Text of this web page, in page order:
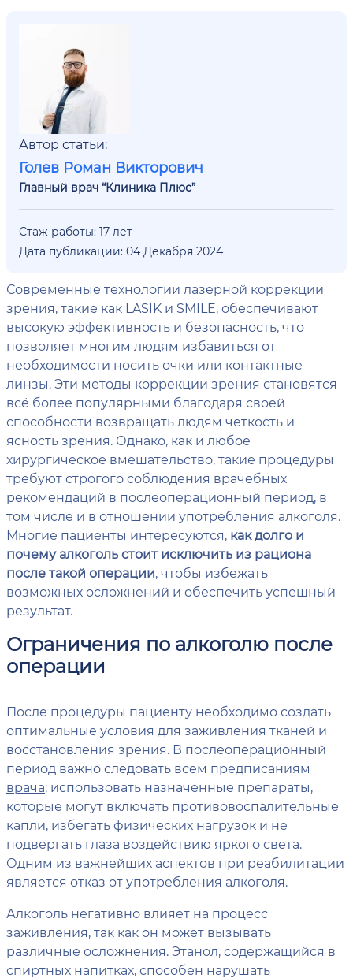
Автор статьи:
Голев Роман Викторович
Главный врач “Клиника Плюс”
Стаж работы: 17 лет
Дата публикации: 04 Декабря 2024
Современные технологии лазерной коррекции
зрения, такие как LASIK и SMILE, обеспечивают
высокую эффективность и безопасность, что
позволяет многим людям избавиться от
необходимости носить очки или контактные
линзы. Эти методы коррекции зрения становятся
всё более популярными благодаря своей
способности возвращать людям четкость и
ясность зрения. Однако, как и любое
хирургическое вмешательство, такие процедуры
требуют строгого соблюдения врачебных
рекомендаций в послеоперационный период, в
том числе и в отношении употребления алкоголя.
Многие пациенты интересуются, как долго и
почему алкоголь стоит исключить из рациона
после такой операции, чтобы избежать
возможных осложнений и обеспечить успешный
результат.
Ограничения по алкоголю после
операции
После процедуры пациенту необходимо создать
оптимальные условия для заживления тканей и
восстановления зрения. В послеоперационный
период важно следовать всем предписаниям
врача: использовать назначенные препараты,
которые могут включать противовоспалительные
капли, избегать физических нагрузок и не
подвергать глаза воздействию яркого света.
Одним из важнейших аспектов при реабилитации
является отказ от употребления алкоголя.
Алкоголь негативно влияет на процесс
заживления, так как он может вызывать
различные осложнения. Этанол, содержащийся в
спиртных напитках, способен нарушать